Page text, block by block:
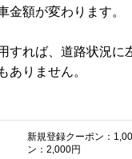
金額が変わります。
すれば、道路状況に
ありません。
新規登録クーポン：
ン：2,000円